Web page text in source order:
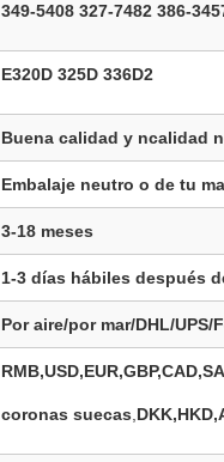
349-5408 327-7482 386-
E320D 325D 336D2
Buena calidad y ncalidad
Embalaje neutro o de tu
3-18 meses
1-3 días hábiles después
Por aire/por mar/DHL/UPS/
coronas suecas